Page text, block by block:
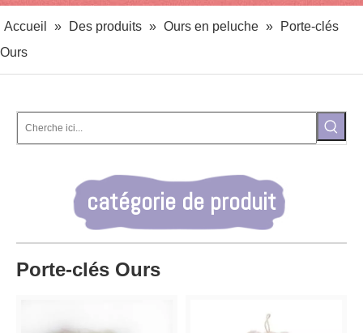
Accueil » Des produits » Ours en peluche »
Porte-clés
Ours
catégorie de produit
Porte-clés Ours